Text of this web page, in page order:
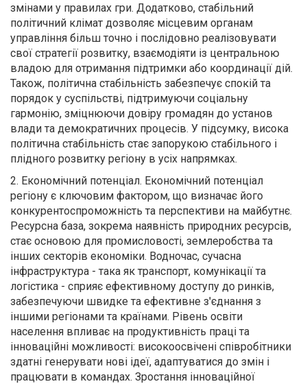
змінами у правилах гри. Додатково, стабільний
політичний клімат дозволяє місцевим органам
управління більш точно і послідовно реалізовувати
свої стратегії розвитку, взаємодіяти із центральною
владою для отримання підтримки або координації дій.
Також, політична стабільність забезпечує спокій та
порядок у суспільстві, підтримуючи соціальну
гармонію, зміцнюючи довіру громадян до установ
влади та демократичних процесів. У підсумку, висока
політична стабільність стає запорукою стабільного і
плідного розвитку регіону в усіх напрямках.
2. Економічний потенціал. Економічний потенціал
регіону є ключовим фактором, що визначає його
конкурентоспроможність та перспективи на майбутнє.
Ресурсна база, зокрема наявність природних ресурсів,
стає основою для промисловості, землеробства та
інших секторів економіки. Водночас, сучасна
інфраструктура - така як транспорт, комунікації та
логістика - сприяє ефективному доступу до ринків,
забезпечуючи швидке та ефективне з'єднання з
іншими регіонами та країнами. Рівень освіти
населення впливає на продуктивність праці та
інноваційні можливості: високоосвічені співробітники
здатні генерувати нові ідеї, адаптуватися до змін і
працювати в командах. Зростання інноваційної